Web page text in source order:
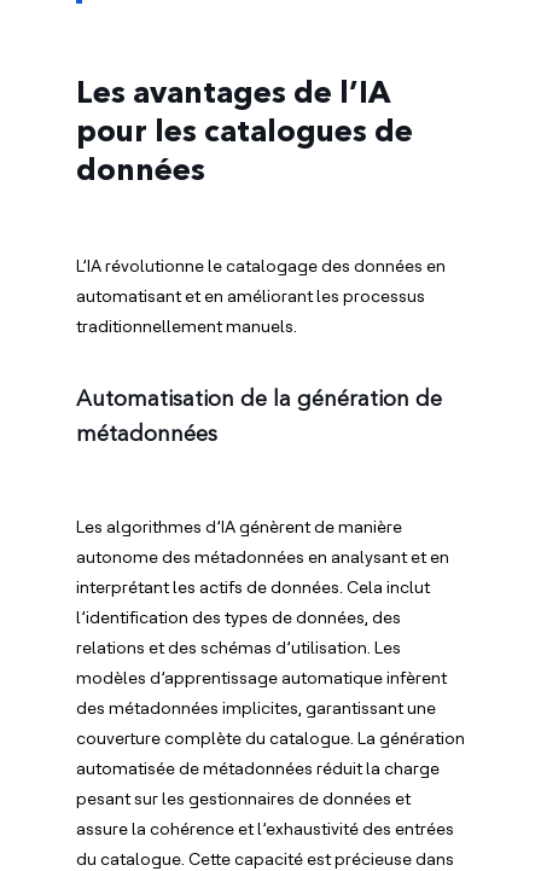
Les avantages de l’IA
pour les catalogues de
données
L’IA révolutionne le catalogage des données en
automatisant et en améliorant les processus
traditionnellement manuels.
Automatisation de la génération de
métadonnées
Les algorithmes d’IA génèrent de manière
autonome des métadonnées en analysant et en
interprétant les actifs de données. Cela inclut
l’identification des types de données, des
relations et des schémas d’utilisation. Les
modèles d’apprentissage automatique infèrent
des métadonnées implicites, garantissant une
couverture complète du catalogue. La génération
automatisée de métadonnées réduit la charge
pesant sur les gestionnaires de données et
assure la cohérence et l’exhaustivité des entrées
du catalogue. Cette capacité est précieuse dans